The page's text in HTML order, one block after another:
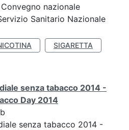
nazionale
Sanitario Nazionale
SIGARETTA
senza tabacco 2014 -
Day 2014
senza tabacco 2014 -